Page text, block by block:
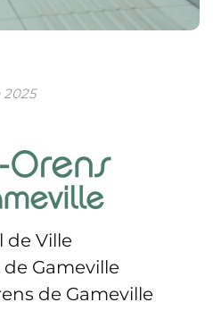
2025
de Ville
Gameville
de Gameville